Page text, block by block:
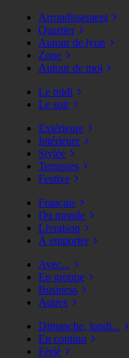
Arrondissement
Quartier
Autour de lyon
Zone
Autour de moi
Le midi
Le soir
Extérieure
Intérieure
Stylée
Terrasses
Festive
Français
Du monde
Livraison
À emporter
Avec...
En groupe
Business
Autres
Dimanche, lundi...
En continu
Férié